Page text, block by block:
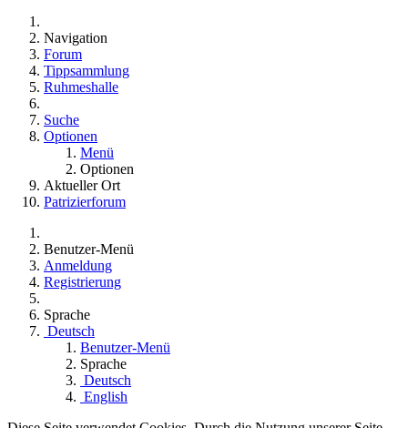
Navigation
Forum
Tippsammlung
Ruhmeshalle
Suche
Optionen
Menü
Optionen
Aktueller Ort
Patrizierforum
Benutzer-Menü
Anmeldung
Registrierung
Sprache
Deutsch
Benutzer-Menü
Sprache
Deutsch
English